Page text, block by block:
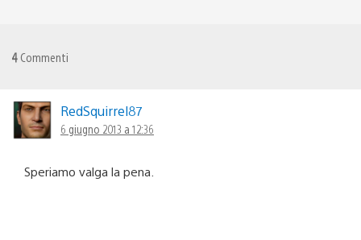
4 Commenti
RedSquirrel87
6 giugno 2013 a 12:36
Speriamo valga la pena.